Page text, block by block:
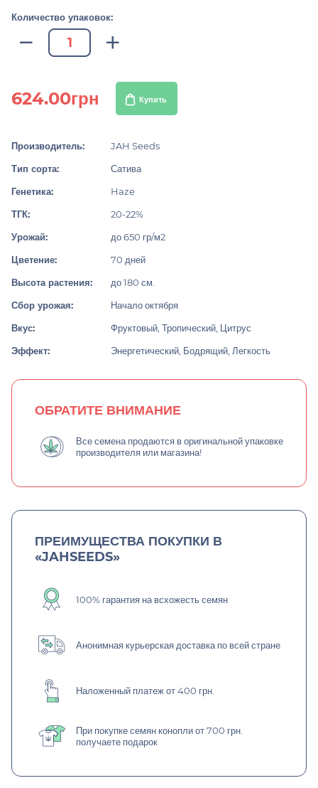
Количество упаковок:
624.00грн Купить
Производитель:
JAH Seeds
Тип сорта:
Сатива
Генетика:
Haze
ТГК:
20-22%
Урожай:
до 650 гр/м2
Цветение:
70 дней
Высота растения:
до 180 см.
Сбор урожая:
Начало октября
Вкус:
Фруктовый, Тропический, Цитрус
Эффект:
Энергетический, Бодрящий, Легкость
ОБРАТИТЕ ВНИМАНИЕ
Все семена продаются в оригинальной упаковке
производителя или магазина!
ПРЕИМУЩЕСТВА ПОКУПКИ В
«JAHSEEDS»
100% гарантия на всхожесть семян
Анонимная курьерская доставка по всей стране
Наложенный платеж от 400 грн.
При покупке семян конопли от 700 грн.
получаете подарок